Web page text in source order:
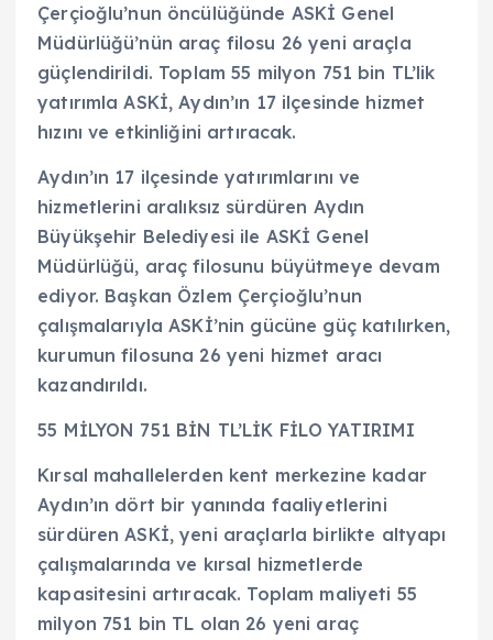
Çerçioğlu’nun öncülüğünde ASKİ Genel
Müdürlüğü’nün araç filosu 26 yeni araçla
güçlendirildi. Toplam 55 milyon 751 bin TL’lik
yatırımla ASKİ, Aydın’ın 17 ilçesinde hizmet
hızını ve etkinliğini artıracak.
Aydın’ın 17 ilçesinde yatırımlarını ve
hizmetlerini aralıksız sürdüren Aydın
Büyükşehir Belediyesi ile ASKİ Genel
Müdürlüğü, araç filosunu büyütmeye devam
ediyor. Başkan Özlem Çerçioğlu’nun
çalışmalarıyla ASKİ’nin gücüne güç katılırken,
kurumun filosuna 26 yeni hizmet aracı
kazandırıldı.
55 MİLYON 751 BİN TL’LİK FİLO YATIRIMI
Kırsal mahallelerden kent merkezine kadar
Aydın’ın dört bir yanında faaliyetlerini
sürdüren ASKİ, yeni araçlarla birlikte altyapı
çalışmalarında ve kırsal hizmetlerde
kapasitesini artıracak. Toplam maliyeti 55
milyon 751 bin TL olan 26 yeni araç